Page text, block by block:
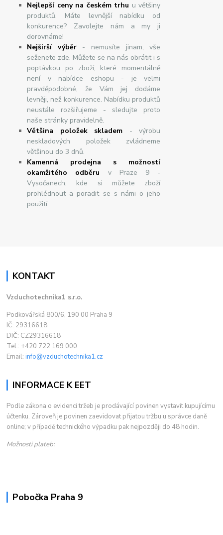
Nejlepší ceny na českém trhu u většiny
produktů. Máte levnější nabídku od
konkurence? Zavolejte nám a my ji
dorovnáme!
Nejširšívýběr- nemusíte jinam, vše
seženete zde. Můžete se na nás obrátit i s
poptávkou po zboží, které momentálně
není v nabídce eshopu - je velmi
pravděpodobné, že Vám jej dodáme
levněji, než konkurence. Nabídku produktů
neustále rozšiřujeme - sledujte proto
naše stránky pravidelně.
Většina položek skladem - výrobu
neskladových položek zvládneme
většinou do 3 dnů.
Kamenná prodejna s možností
okamžitého odběru v Praze 9 -
Vysočanech, kde si můžete zboží
prohlédnout a poradit se s námi o jeho
použití.
KONTAKT
Vzduchotechnika1 s.r.o.
Podkovářská 800/6, 190 00 Praha 9
IČ: 29316618
DIČ: CZ29316618
Tel.: +420 722 169 000
Email:info@vzduchotechnika1.cz
INFORMACE K EET
Podle zákona o evidenci tržeb je prodávající povinen vystavit kupujícímu
účtenku. Zároveň je povinen zaevidovat přijatou tržbu u správce daně
online; v případě technického výpadku pak nejpozději do 48 hodin.
Možnosti plateb:
Pobočka Praha 9